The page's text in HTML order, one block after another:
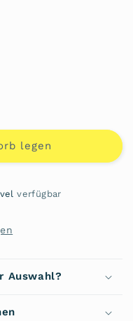
legen
verfügbar
Auswahl?